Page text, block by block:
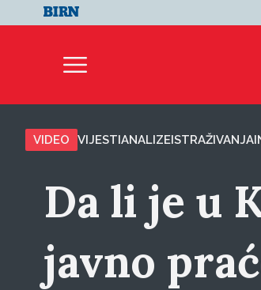
VIDEO VIJESTIANALIZEISTRAŽIVANJA
Da li je u
javno